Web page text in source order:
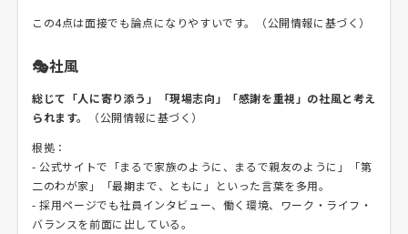
この4点は面接でも論点になりやすいです。（公開情報に基づく）
🎭社風
総じて「人に寄り添う」「現場志向」「感謝を重視」の社風と考え
られます。
（公開情報に基づく）
根拠：
- 公式サイトで「まるで家族のように、まるで親友のように」「第
二のわが家」「最期まで、ともに」といった言葉を多用。
- 採用ページでも社員インタビュー、働く環境、ワーク・ライフ・
バランスを前面に出している。